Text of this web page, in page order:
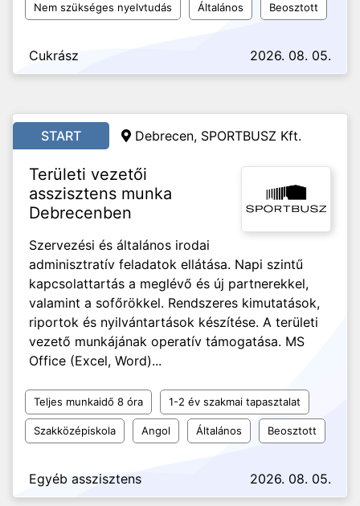
Nem szükséges nyelvtudás Általános Beosztott
Cukrász 2026. 08. 05.
START Debrecen, SPORTBUSZ Kft.
Területi vezetői
asszisztens munka
Debrecenben
Szervezési és általános irodai
adminisztratív feladatok ellátása. Napi szintű
kapcsolattartás a meglévő és új partnerekkel,
valamint a sofőrökkel. Rendszeres kimutatások,
riportok és nyilvántartások készítése. A területi
vezető munkájának operatív támogatása. MS
Office (Excel, Word)...
Teljes munkaidő 8 óra 1-2 év szakmai tapasztalat
Szakközépiskola Angol Általános Beosztott
Egyéb asszisztens 2026. 08. 05.